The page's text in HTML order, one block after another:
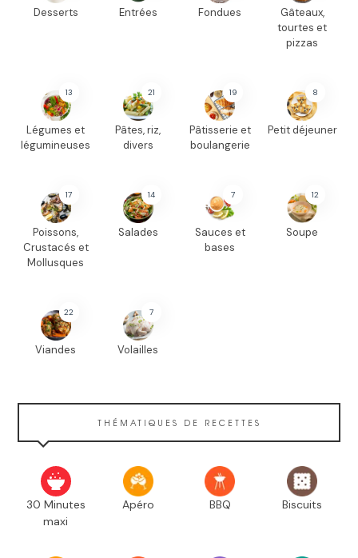
Desserts Entrées Fondues
Gâteaux,
tourtes et
pizzas
13
Légumes et
légumineuses
21
Pâtes, riz,
divers
19
Pâtisserie et
boulangerie
8
Petit déjeuner
17
Poissons,
Crustacés et
Mollusques
14
Salades
7
Sauces et
bases
12
Soupe
22
Viandes
7
Volailles
THÉMATIQUES DE RECETTES
30 Minutes
maxi
Apéro BBQ Biscuits